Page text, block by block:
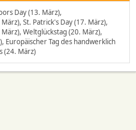
Day (13. März),
St. Patrick's Day (17. März),
Weltglückstag (20. März),
Europäischer Tag des handwerklich
(24. März)